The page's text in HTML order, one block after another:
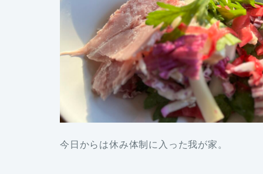
今日からは休み体制に入った我が家。